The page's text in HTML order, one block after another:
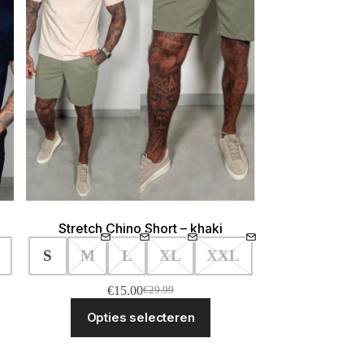
Stretch Chino Short – khaki
S M L XL XXL
€29.99
Oorspronkelijke
prijs
was:
€29.99.
€15.00Huidige
prijs
is:
€15.00.
Opties selecteren